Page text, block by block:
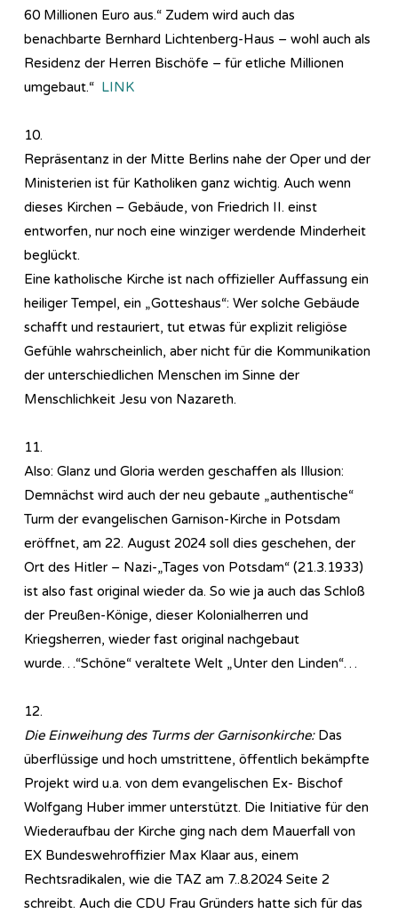
60 Millionen Euro aus.“ Zudem wird auch das
benachbarte Bernhard Lichtenberg-Haus – wohl auch als
Residenz der Herren Bischöfe – für etliche Millionen
umgebaut.“ LINK
10.
Repräsentanz in der Mitte Berlins nahe der Oper und der
Ministerien ist für Katholiken ganz wichtig. Auch wenn
dieses Kirchen – Gebäude, von Friedrich II. einst
entworfen, nur noch eine winziger werdende Minderheit
beglückt.
Eine katholische Kirche ist nach offizieller Auffassung ein
heiliger Tempel, ein „Gotteshaus“: Wer solche Gebäude
schafft und restauriert, tut etwas für explizit religiöse
Gefühle wahrscheinlich, aber nicht für die Kommunikation
der unterschiedlichen Menschen im Sinne der
Menschlichkeit Jesu von Nazareth.
11.
Also: Glanz und Gloria werden geschaffen als Illusion:
Demnächst wird auch der neu gebaute „authentische“
Turm der evangelischen Garnison-Kirche in Potsdam
eröffnet, am 22. August 2024 soll dies geschehen, der
Ort des Hitler – Nazi-„Tages von Potsdam“ (21.3.1933)
ist also fast original wieder da. So wie ja auch das Schloß
der Preußen-Könige, dieser Kolonialherren und
Kriegsherren, wieder fast original nachgebaut
wurde…“Schöne“ veraltete Welt „Unter den Linden“…
12.
Die Einweihung des Turms der Garnisonkirche:Das
überflüssige und hoch umstrittene, öffentlich bekämpfte
Projekt wird u.a. von dem evangelischen Ex- Bischof
Wolfgang Huber immer unterstützt. Die Initiative für den
Wiederaufbau der Kirche ging nach dem Mauerfall von
EX Bundeswehroffizier Max Klaar aus, einem
Rechtsradikalen, wie die TAZ am 7..8.2024 Seite 2
schreibt. Auch die CDU Frau Gründers hatte sich für das